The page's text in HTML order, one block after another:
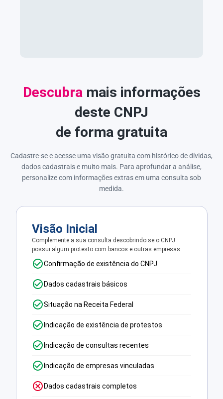
Descubra mais informações
deste CNPJ
de forma gratuita
Cadastre-se e acesse uma visão gratuita com histórico de dívidas,
dados cadastrais e muito mais. Para aprofundar a análise,
personalize com informações extras em uma consulta sob
medida.
Visão Inicial
Complemente a sua consulta descobrindo se o CNPJ
possui algum protesto com bancos e outras empresas.
Confirmação de existência do CNPJ
Dados cadastrais básicos
Situação na Receita Federal
Indicação de existência de protestos
Indicação de consultas recentes
Indicação de empresas vinculadas
Dados cadastrais completos